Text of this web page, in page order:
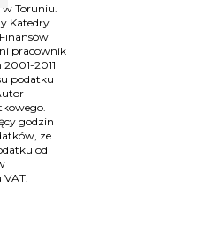
Toruniu.
Katedry
pracownik
2011
podatku
godzin
ze
od